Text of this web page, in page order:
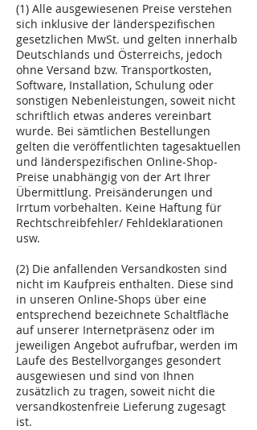
(1) Alle ausgewiesenen Preise verstehen
sich inklusive der länderspezifischen
gesetzlichen MwSt. und gelten innerhalb
Deutschlands und Österreichs, jedoch
ohne Versand bzw. Transportkosten,
Software, Installation, Schulung oder
sonstigen Nebenleistungen, soweit nicht
schriftlich etwas anderes vereinbart
wurde. Bei sämtlichen Bestellungen
gelten die veröffentlichten tagesaktuellen
und länderspezifischen Online-Shop-
Preise unabhängig von der Art Ihrer
Übermittlung. Preisänderungen und
Irrtum vorbehalten. Keine Haftung für
Rechtschreibfehler/ Fehldeklarationen
usw.
(2) Die anfallenden Versandkosten sind
nicht im Kaufpreis enthalten. Diese sind
in unseren Online-Shops über eine
entsprechend bezeichnete Schaltfläche
auf unserer Internetpräsenz oder im
jeweiligen Angebot aufrufbar, werden im
Laufe des Bestellvorganges gesondert
ausgewiesen und sind von Ihnen
zusätzlich zu tragen, soweit nicht die
versandkostenfreie Lieferung zugesagt
ist.